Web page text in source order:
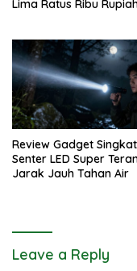
Lima Ratus Ribu
Review Gadget Singkat
Senter LED Super
Jarak Jauh Tahan Air
Leave a Reply